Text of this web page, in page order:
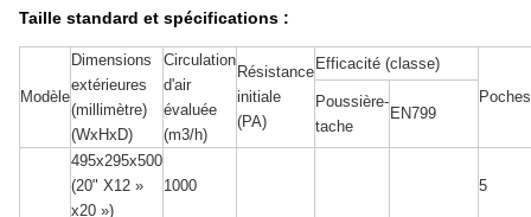
Taille standard et spécifications :
Modèle
Dimensions
extérieures
(millimètre)
(WxHxD)
Circulation
d'air
évaluée
(m3/h)
Résistance
initiale
(PA)
Efficacité (classe)
Poches
Poussière-
tache
EN799
495x295x500
(20" X12 »
x20 »)
1000 5